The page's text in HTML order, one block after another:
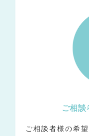
ご相
ご相談者様の希